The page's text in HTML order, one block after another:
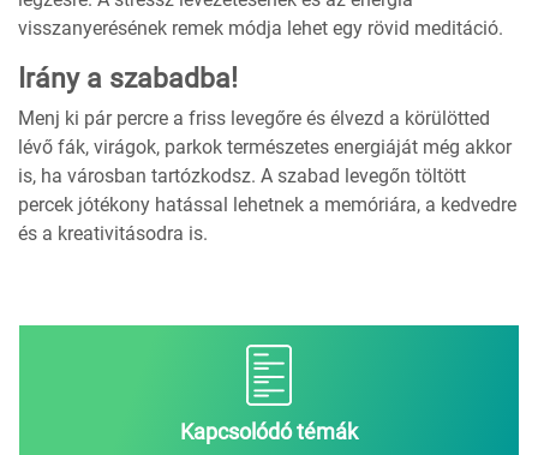
visszanyerésének remek módja lehet egy rövid meditáció.
Irány a szabadba!
Menj ki pár percre a friss levegőre és élvezd a körülötted
lévő fák, virágok, parkok természetes energiáját még akkor
is, ha városban tartózkodsz. A szabad levegőn töltött
percek jótékony hatással lehetnek a memóriára, a kedvedre
és a kreativitásodra is.
Kapcsolódó témák